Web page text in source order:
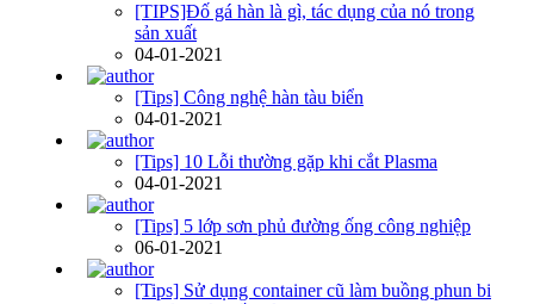
[TIPS]Đố gá hàn là gì, tác dụng của nó trong
sản xuất
04-01-2021
[Tips] Công nghệ hàn tàu biển
04-01-2021
[Tips] 10 Lỗi thường gặp khi cắt Plasma
04-01-2021
[Tips] 5 lớp sơn phủ đường ống công nghiệp
06-01-2021
[Tips] Sử dụng container cũ làm buồng phun bi